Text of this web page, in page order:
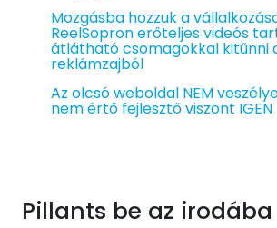
Mozgásba hozzuk a
ReelSopron erőteljes videós
átlátható csomagokkal kitűnni
reklámzajból
Az olcsó weboldal NEM
nem értő fejlesztő viszont IGEN
Pillants be az irodába